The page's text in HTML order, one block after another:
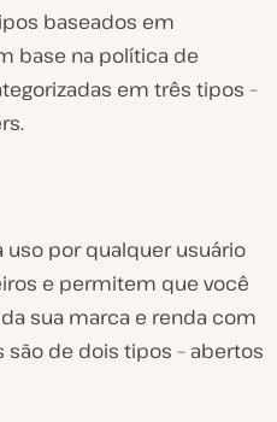
baseados em
base na política de
em três tipos –
uso por qualquer usuário
e permitem que você
sua marca e renda com
são de dois tipos – abertos